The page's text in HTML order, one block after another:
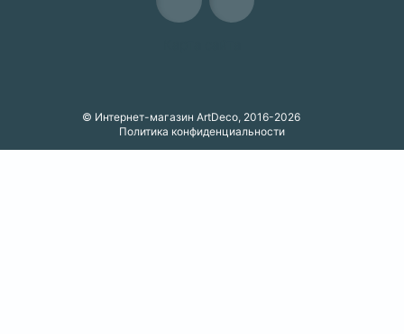
© Интернет-магазин ArtDeco, 2016-2026
Политика конфиденциальности